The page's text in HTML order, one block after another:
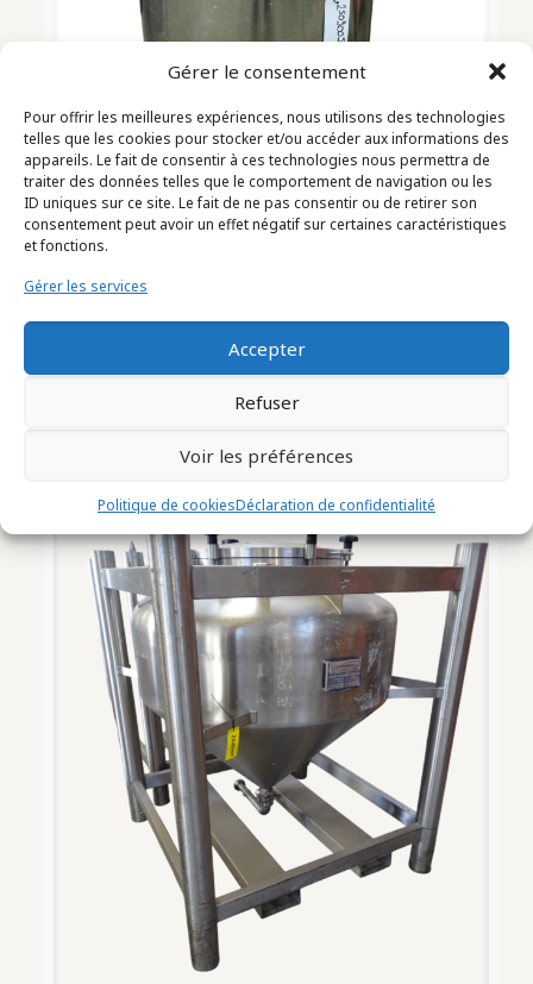
Gérer le consentement
Pour offrir les meilleures expériences, nous utilisons des technologies
telles que les cookies pour stocker et/ou accéder aux informations des
appareils. Le fait de consentir à ces technologies nous permettra de
traiter des données telles que le comportement de navigation ou les
ID uniques sur ce site. Le fait de ne pas consentir ou de retirer son
consentement peut avoir un effet négatif sur certaines caractéristiques
et fonctions.
Gérer les services
Accepter
Refuser
Voir les préférences
Politique de cookiesDéclaration de confidentialité
CONGE inox Marque DECALINOX
Capacité 260 litres (2509005)